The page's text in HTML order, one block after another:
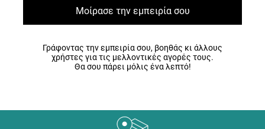
Μοίρασε την εμπειρία σου
Γράφοντας την εμπειρία σου, βοηθάς κι άλλους
χρήστες για τις μελλοντικές αγορές τους.
Θα σου πάρει μόλις ένα λεπτό!